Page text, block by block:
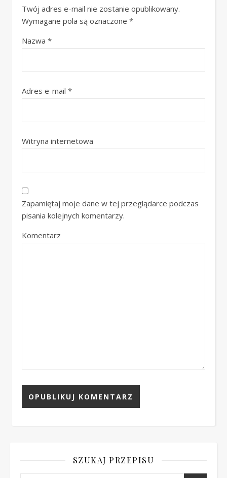
Twój adres e-mail nie zostanie opublikowany.
Wymagane pola są oznaczone *
Nazwa *
Adres e-mail *
Witryna internetowa
Zapamiętaj moje dane w tej przeglądarce podczas
pisania kolejnych komentarzy.
Komentarz
SZUKAJ PRZEPISU